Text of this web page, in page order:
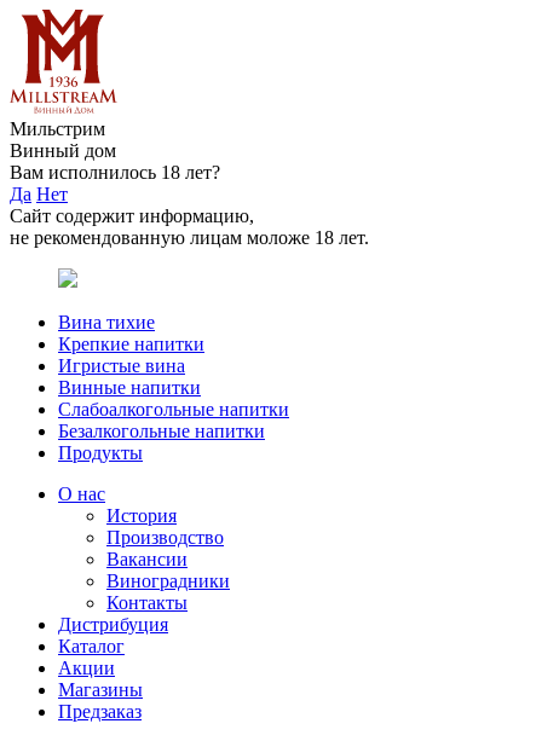
Мильстрим
Винный дом
Вам исполнилось 18 лет?
Да Нет
Сайт содержит информацию,
не рекомендованную лицам моложе 18 лет.
Вина тихие
Крепкие напитки
Игристые вина
Винные напитки
Слабоалкогольные напитки
Безалкогольные напитки
Продукты
О нас
История
Производство
Вакансии
Виноградники
Контакты
Дистрибуция
Каталог
Акции
Магазины
Предзаказ